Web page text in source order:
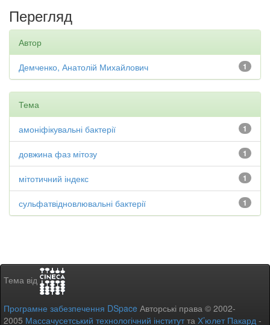
Перегляд
Автор
1
Демченко, Анатолій Михайлович
Тема
1
амоніфікувальні бактерії
1
довжина фаз мітозу
1
мітотичний індекс
1
сульфатвідновлювальні бактерії
Тема від
Програмне забезпечення DSpace Авторські права © 2002-
2005 Массачусетський технологічний інститутта Х’юлет Пакард -